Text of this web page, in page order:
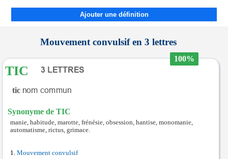
Ajouter une définition
Mouvement convulsif en 3 lettres
100%
TIC
tic
Synonyme de TIC
manie, habitude, marotte, frénésie, obsession, hantise, monomanie,
automatisme, rictus, grimace.
Mouvement convulsif